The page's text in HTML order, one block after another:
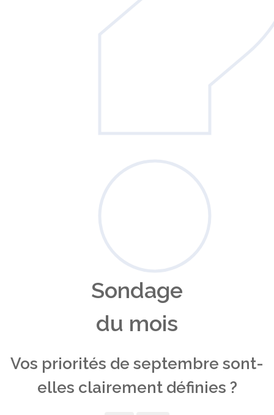
Sondage
du mois
Vos priorités de septembre sont-
elles clairement définies ?